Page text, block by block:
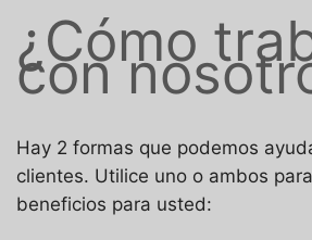
¿Cómo
con
Hay 2 formas que podemos
clientes. Utilice uno o ambos
beneficios para usted: